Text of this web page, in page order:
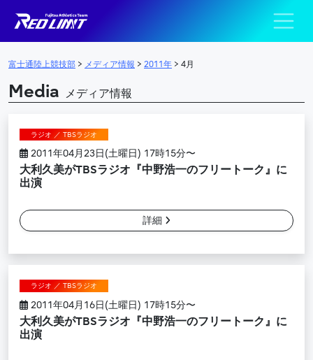
メインナビゲーション
陸上競技部 –
富士通陸上競技部 > メディア情報 > 2011年 > 4月
Media メディア情報
ラジオ ／ TBSラジオ
2011年04月23日(土曜日) 17時15分〜
大利久美がTBSラジオ『中野浩一のフリートーク』に
出演
詳細
ラジオ ／ TBSラジオ
2011年04月16日(土曜日) 17時15分〜
大利久美がTBSラジオ『中野浩一のフリートーク』に
出演